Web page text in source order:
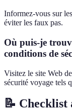
Informez-vous sur
éviter les faux pas.
Où puis-je
conditions de
Visitez le site Web
sécurité voyage tels
📝 Checklist